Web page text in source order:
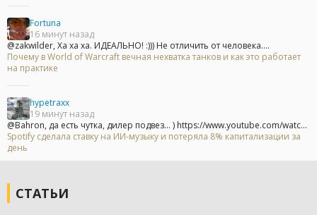
Fortuna
16 минут назад
@zakwilder, Ха ха ха. ИДЕАЛЬНО! :))) Не отличить от человека....
Почему в World of Warcraft вечная нехватка танков и как это работает
на практике
hypetraxx
19 минут назад
@Bahron, да есть чутка, дилер подвез... ) https://www.youtube.com/watc...
Spotify сделала ставку на ИИ-музыку и потеряла 8% капитализации за
день
СТАТЬИ